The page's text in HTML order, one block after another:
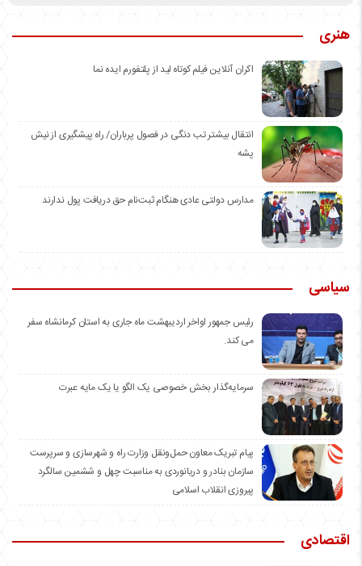
هنری
اکران آنلاین فیلم کوتاه لید از پلتفورم ایده نما
انتقال بیشتر تب دنگی در فصول پرباران/ راه پیشگیری از نیش
پشه
مدارس دولتی عادی هنگام ثبت‌نام حق دریافت پول ندارند
سیاسی
رئیس جمهور اواخر اردیبهشت ماه جاری به استان کرمانشاه سفر
می کند.
سرمایه‌گذار بخش خصوصی یک الگو یا یک مایه عبرت
️پیام تبریک معاون حمل‌ونقل وزارت راه و شهرسازی و سرپرست
سازمان بنادر و دریانوردی به مناسبت چهل و ششمین سالگرد
پیروزی انقلاب اسلامی
اقتصادی